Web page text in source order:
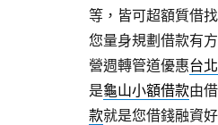
等，皆可超額質借
您量身規劃借款有
營週轉管道優惠台
是龜山小額借款由
款就是您借錢融資